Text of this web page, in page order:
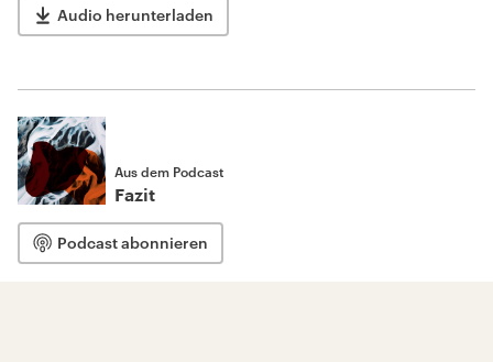
Audio herunterladen
Aus dem Podcast
Fazit
Podcast abonnieren